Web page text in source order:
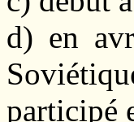
d) en
participé